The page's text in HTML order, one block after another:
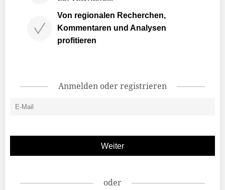
Von regionalen Recherchen,
Kommentaren und Analysen
profitieren
Anmelden oder registrieren
oder